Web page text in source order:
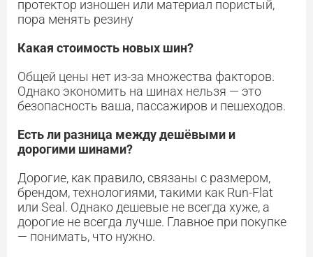
протектор изношен или материал пористый,
пора менять резину
Какая стоимость новых шин?
Общей цены нет из-за множества факторов.
Однако экономить на шинах нельзя — это
безопасность ваша, пассажиров и пешеходов.
Есть ли разница между дешёвыми и
дорогими шинами?
Дорогие, как правило, связаны с размером,
брендом, технологиями, такими как Run-Flat
или Seal. Однако дешевые не всегда хуже, а
дорогие не всегда лучше. Главное при покупке
— понимать, что нужно.